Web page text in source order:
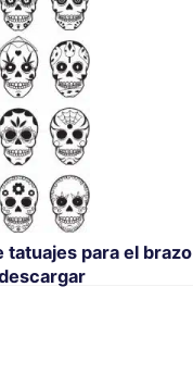
tatuajes para el brazo